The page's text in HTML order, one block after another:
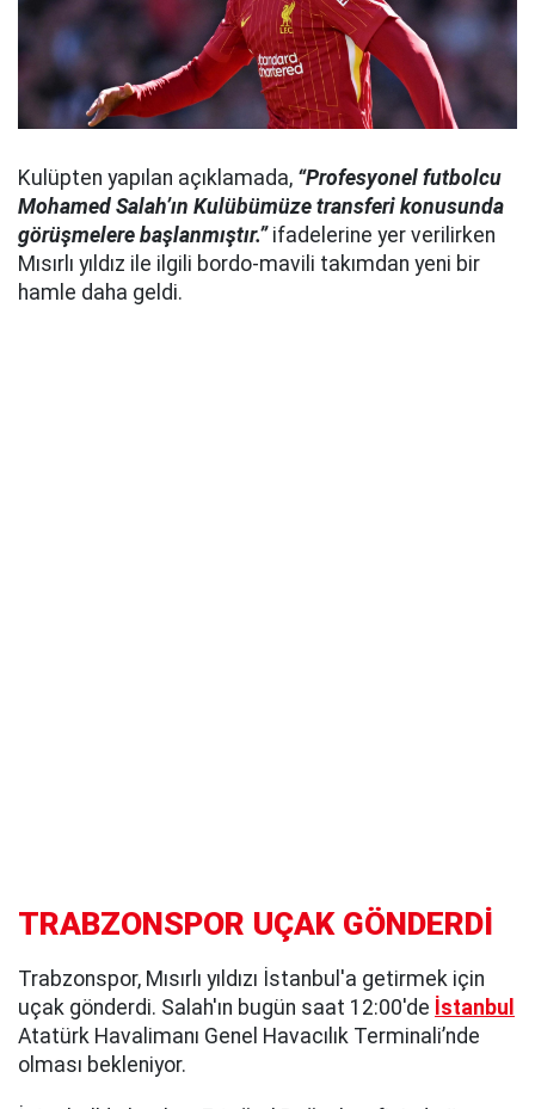
Kulüpten yapılan açıklamada, “Profesyonel futbolcu
Mohamed Salah’ın Kulübümüze transferi konusunda
görüşmelere başlanmıştır.”ifadelerine yer verilirken
Mısırlı yıldız ile ilgili bordo-mavili takımdan yeni bir
hamle daha geldi.
TRABZONSPOR UÇAK GÖNDERDİ
Trabzonspor, Mısırlı yıldızı İstanbul'a getirmek için
uçak gönderdi. Salah'ın bugün saat 12:00'de İstanbul
Atatürk Havalimanı Genel Havacılık Terminali’nde
olması bekleniyor.